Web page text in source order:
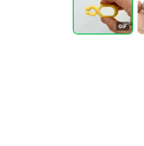
GIF